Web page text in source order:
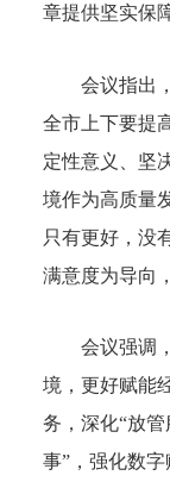
章提供坚实保
会议指出
全市上下要提
定性意义、坚
境作为高质量
只有更好，没
满意度为导向
会议强调
境，更好赋能
务，深化“放
事”，强化数